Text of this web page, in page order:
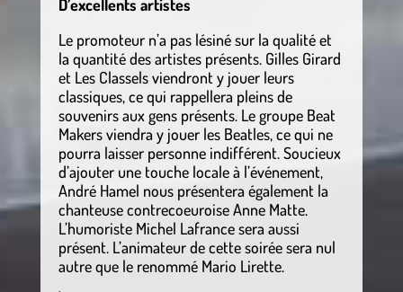
D’excellents artistes
Le promoteur n’a pas lésiné sur la qualité et
la quantité des artistes présents. Gilles Girard
et Les Classels viendront y jouer leurs
classiques, ce qui rappellera pleins de
souvenirs aux gens présents. Le groupe Beat
Makers viendra y jouer les Beatles, ce qui ne
pourra laisser personne indifférent. Soucieux
d’ajouter une touche locale à l’événement,
André Hamel nous présentera également la
chanteuse contrecoeuroise Anne Matte.
L’humoriste Michel Lafrance sera aussi
présent. L’animateur de cette soirée sera nul
autre que le renommé Mario Lirette.